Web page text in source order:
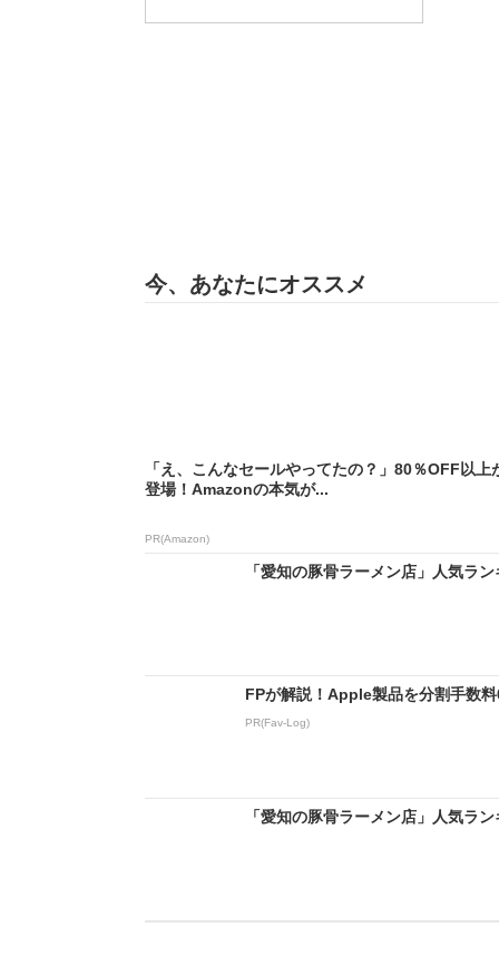
今、あなたにオススメ
「え、こんなセールやってたの？」80％OFF以上
登場！Amazonの本気が...
PR(Amazon)
「愛知の豚骨ラーメン店」人気ラ
FPが解説！Apple製品を分割手数
PR(Fav-Log)
「愛知の豚骨ラーメン店」人気ラ